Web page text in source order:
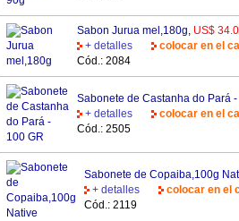
Sabon Jurua mel,180g, US$
+ detalles
colocar en el
Cód.: 2084
Sabonete de Castanha do Pará
+ detalles
colocar en el
Cód.: 2505
Sabonete de Copaiba,100g
+ detalles
colocar en el
Cód.: 2119